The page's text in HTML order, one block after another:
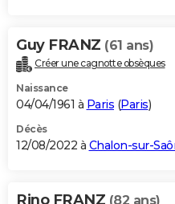
Guy FRANZ (61 ans)
Créer une cagnotte obsèques
Naissance
04/04/1961 à Paris (Paris)
Décès
12/08/2022 à Chalon-sur-
Rino FRANZ (82 ans)